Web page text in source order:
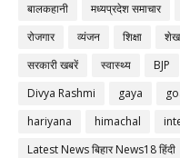
बालकहानी
मध्यप्रदेश समाचार
रोजगार
व्यंजन शिक्षा
सरकारी खबरें
स्वास्थ्य BJP
Divya Rashmi
gaya
hariyana
himachal
Latest News बिहार News18 हिंदी